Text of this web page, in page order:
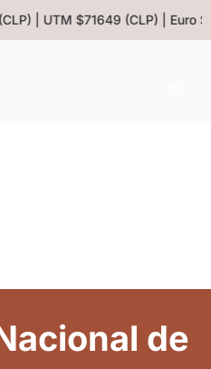
| UTM $71649 (CLP) | Euro
de